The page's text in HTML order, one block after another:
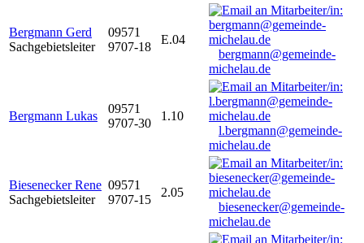
Bergmann Gerd
Sachgebietsleiter
09571
9707-18
E.04
bergmann@gemeinde-
michelau.de
Bergmann Lukas
09571
9707-30
1.10
l.bergmann@gemeinde-
michelau.de
Biesenecker Rene
Sachgebietsleiter
09571
9707-15
2.05
biesenecker@gemeinde-
michelau.de